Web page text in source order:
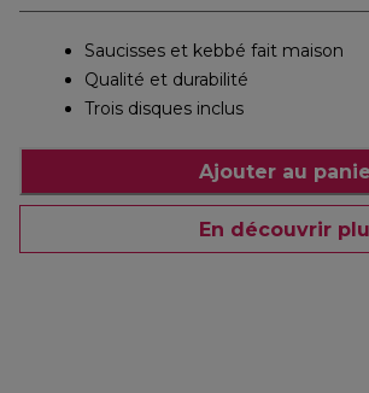
Saucisses et kebbé fait maison
Qualité et durabilité
Trois disques inclus
Ajouter au
En découvrir